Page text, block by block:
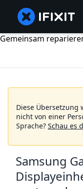
Gemeinsam
Diese
nicht von einer
Sprache? Schau es
Samsung